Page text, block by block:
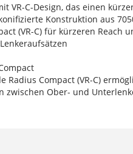
VR-C-Design, das einen
Konstruktion aus
(VR-C) für kürzeren Reach
Radius Compact (VR-C)
zwischen Ober- und